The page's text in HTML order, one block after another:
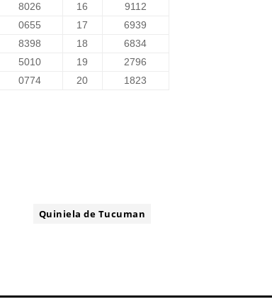
8026 16
9112
0655 17
6939
8398 18
6834
5010 19
2796
0774 20 1823
Quiniela de Tucuman